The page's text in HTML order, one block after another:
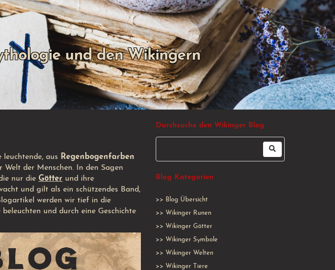
und den Wikingern
leuchtende, aus Regenbogenfarben
Welt der Menschen. In den Sagen
nur die Götter und ihre
und gilt als ein schützendes Band,
werden wir tief in die
und durch eine Geschichte
Durchsuche den Wikinger Blog
Blog Kategorien
>> Blog Übersicht
>> Wikinger Runen
>> Wikinger Götter
>> Wikinger Symbole
>> Wikinger Welten
>> Wikinger Tiere